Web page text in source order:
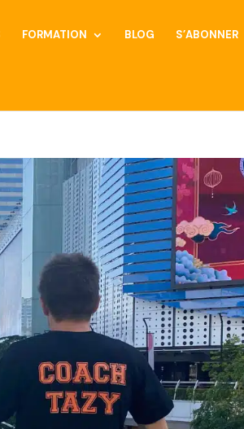
FORMATION BLOG S’ABONNER